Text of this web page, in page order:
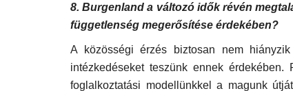
8. Burgenland a változó idők révén
függetlenség megerősítése érdekében?
A közösségi érzés biztosan nem
intézkedéseket teszünk ennek
foglalkoztatási modellünkkel a magunk